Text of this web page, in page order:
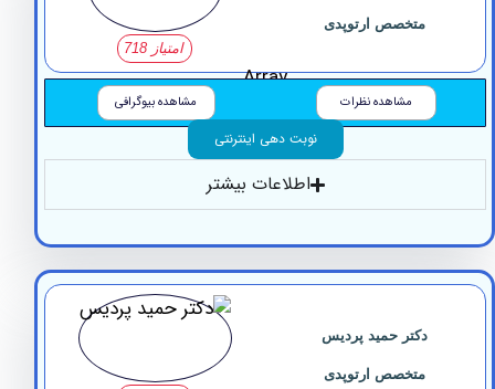
متخصص ارتوپدی
Array
مشاهده نظرات مشاهده بیوگرافی
نوبت دهی اینترنتی
اطلاعات بیشتر
دکتر حمید پردیس
متخصص ارتوپدی